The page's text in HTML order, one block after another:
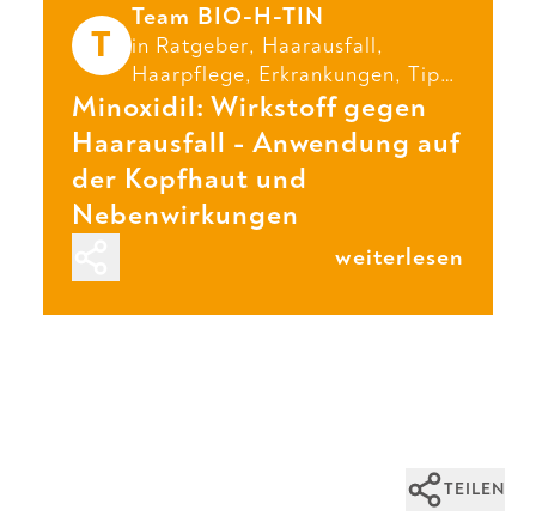
T
Team BIO-H-TIN
in Ratgeber, Haarausfall,
Haarpflege, Erkrankungen, Tipps
undKopfhaut
Minoxidil: Wirkstoff gegen
Haarausfall - Anwendung auf
der Kopfhaut und
Nebenwirkungen
weiterlesen
TEILEN